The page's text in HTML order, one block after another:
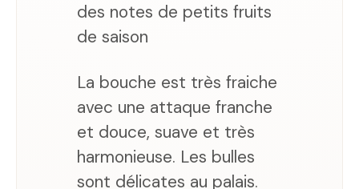
des notes de petits fruits
de saison
La bouche est très fraiche
avec une attaque franche
et douce, suave et très
harmonieuse. Les bulles
sont délicates au palais.